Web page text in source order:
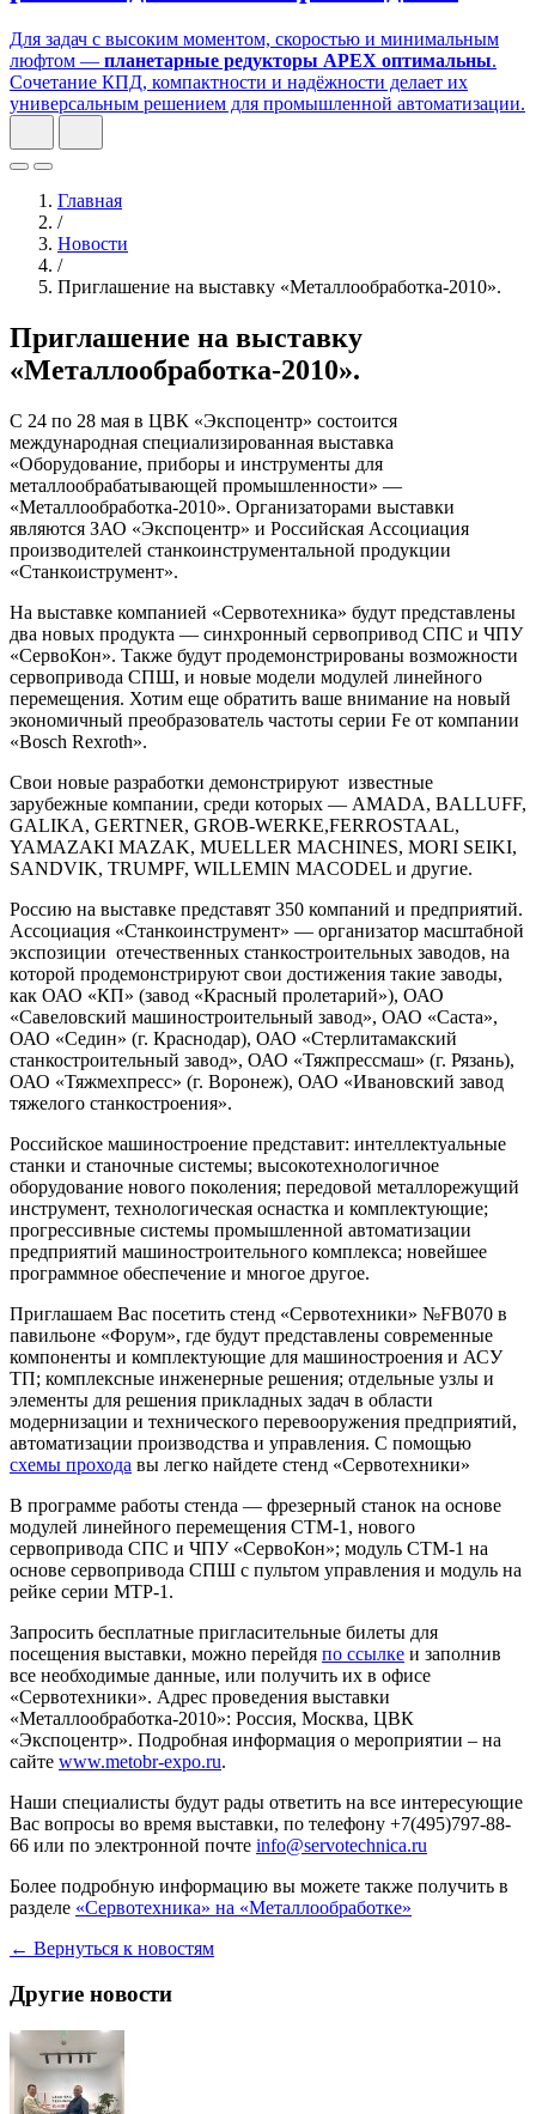
Точность позиционирования до ±0.01 мм и прямолинейность
перемещения. Высокая точность обработки базовых
элементов на российском заводе. Ресурс работы 10+ лет при
правильной эксплуатации. Бесплатная инженерная
консультация. Кастомизация модулей. Гарантия до 3 лет.
Редукторы APEX — эффективное
решение для вашего производства
Для задач с высоким моментом, скоростью и минимальным
люфтом —планетарные редукторы APEX оптимальны
Сочетание КПД, компактности и надёжности делает их
Главная
/
Новости
Приглашение на выставку «Металлообработка-2010».
Приглашение на выставку
«Металлообработка-2010».
C 24 по 28 мая в ЦВК «Экспоцентр» состоится
международная специализированная выставка
«Оборудование, приборы и инструменты для
металлообрабатывающей промышленности» —
«Металлообработка-2010». Организаторами выставки
являются ЗАО «Экспоцентр» и Российская Ассоциация
производителей станкоинструментальной продукции
«Станкоиструмент».
На выставке компанией «Сервотехника» будут представлены
«СервоКон». Также будут продемонстрированы возможности
сервопривода СПШ, и новые модели модулей линейного
перемещения. Хотим еще обратить ваше внимание на новый
экономичный преобразователь частоты серии Fe от компании
«Bosch Rexroth».
Свои новые разработки демонстрируют известные
GALIKA, GERTNER, GROB-WERKE,FERROSTAAL,
YAMAZAKI MAZAK, MUELLER MACHINES, MORI SEIKI,
SANDVIK, TRUMPF, WILLEMIN MACODEL и другие.
Россию на выставке представят 350 компаний и предприятий.
Ассоциация «Станкоинструмент» — организатор масштабной
экспозиции отечественных станкостроительных заводов, на
которой продемонстрируют свои достижения такие заводы,
«Савеловский машиностроительный завод», ОАО «Саста»,
ОАО «Седин» (г. Краснодар), ОАО «Стерлитамакский
станкостроительный завод», ОАО «Тяжпрессмаш» (г. Рязань),
ОАО «Тяжмехпресс» (г. Воронеж), ОАО «Ивановский завод
тяжелого станкостроения».
Российское машиностроение представит: интеллектуальные
станки и станочные системы; высокотехнологичное
оборудование нового поколения; передовой металлорежущий
инструмент, технологическая оснастка и комплектующие;
прогрессивные системы промышленной автоматизации
предприятий машиностроительного комплекса; новейшее
программное обеспечение и многое другое.
Приглашаем Вас посетить стенд «Сервотехники» №FB070 в
павильоне «Форум», где будут представлены современные
компоненты и комплектующие для машиностроения и АСУ
элементы для решения прикладных задач в области
модернизации и технического перевооружения предприятий,
схемы проходавы легко найдете стенд «Сервотехники»
В программе работы стенда — фрезерный станок на основе
сервопривода СПС и ЧПУ «СервоКон»; модуль СТМ-1 на
основе сервопривода СПШ с пультом управления и модуль на
рейке серии МТР-1.